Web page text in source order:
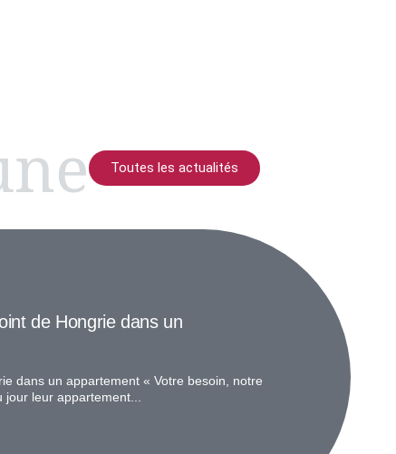
Toutes les actualités
de Hongrie dans un
dans un appartement « Votre besoin, notre
leur appartement...